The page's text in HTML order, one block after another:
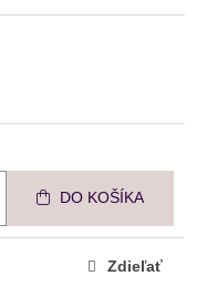
DO KOŠÍKA
Zdieľať